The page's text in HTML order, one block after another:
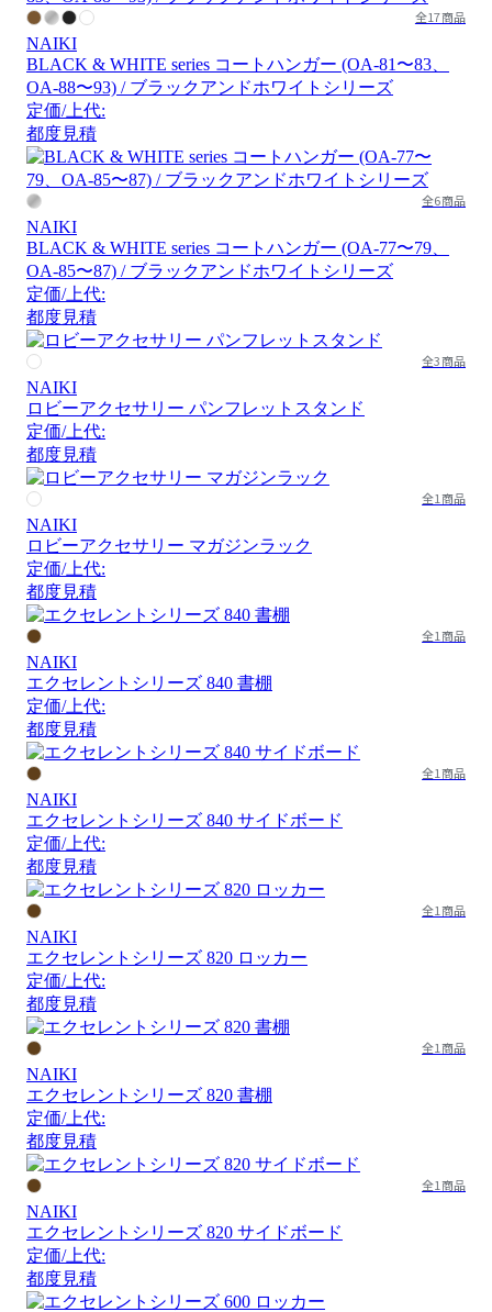
全17商品
NAIKI
BLACK & WHITE series コートハンガー (OA-81〜83、
OA-88〜93) / ブラックアンドホワイトシリーズ
定価/上代:
都度見積
全6商品
NAIKI
BLACK & WHITE series コートハンガー (OA-77〜79、
OA-85〜87) / ブラックアンドホワイトシリーズ
定価/上代:
都度見積
全3商品
NAIKI
ロビーアクセサリー パンフレットスタンド
定価/上代:
都度見積
全1商品
NAIKI
ロビーアクセサリー マガジンラック
定価/上代:
都度見積
全1商品
NAIKI
エクセレントシリーズ 840 書棚
定価/上代:
都度見積
全1商品
NAIKI
エクセレントシリーズ 840 サイドボード
定価/上代:
都度見積
全1商品
NAIKI
エクセレントシリーズ 820 ロッカー
定価/上代:
都度見積
全1商品
NAIKI
エクセレントシリーズ 820 書棚
定価/上代:
都度見積
全1商品
NAIKI
エクセレントシリーズ 820 サイドボード
定価/上代:
都度見積